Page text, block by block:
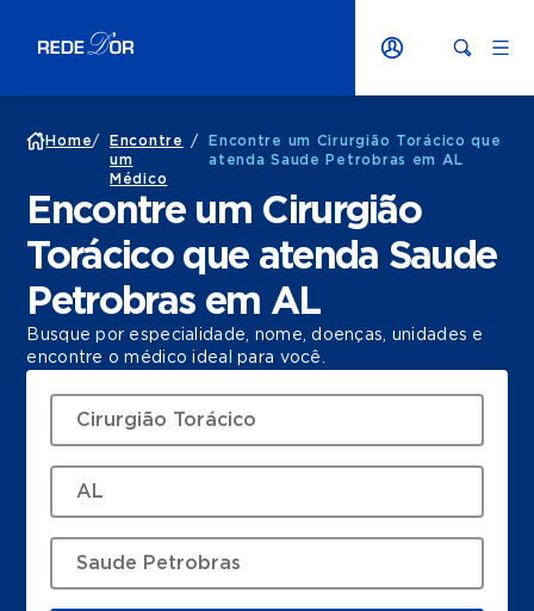
Home/
Encontre
um
Médico
/
Encontre um Cirurgião Torácico que
atenda Saude Petrobras em AL
Encontre um Cirurgião
Torácico que atenda Saude
Petrobras em AL
Busque por especialidade, nome, doenças, unidades e
encontre o médico ideal para você.